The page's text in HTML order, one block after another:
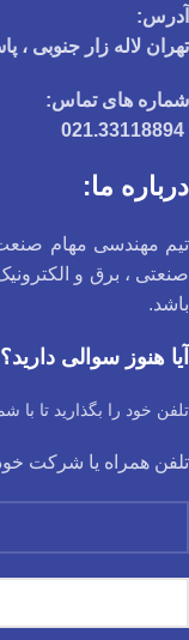
آدرس:
تهران لاله زار جنوبی ،
شماره های تماس:
درباره ما:
تیم مهندسی مهام صنعت
صنعتی ، برق و
باشد.
آیا هنوز سوالی دارید؟
تلفن خود را بگذارید تا با
تلفن همراه یا شرکت خود